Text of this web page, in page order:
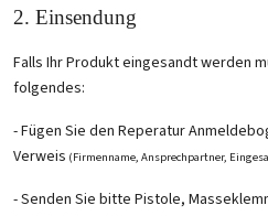
2. Einsendung
Falls Ihr Produkt eingesandt werden
folgendes:
- Fügen Sie den Reperatur
Verweis (Firmenname, Ansprechpartner,
- Senden Sie bitte Pistole,